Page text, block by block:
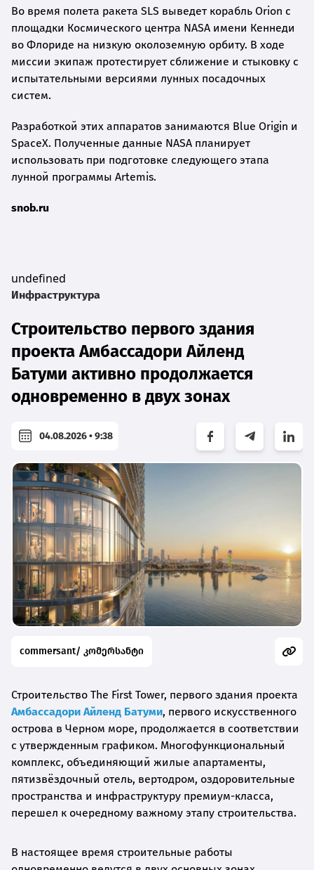
Во время полета ракета SLS выведет корабль Orion с
площадки Космического центра NASA имени Кеннеди
во Флориде на низкую околоземную орбиту. В ходе
миссии экипаж протестирует сближение и стыковку с
испытательными версиями лунных посадочных
систем.
Разработкой этих аппаратов занимаются Blue Origin и
SpaceX. Полученные данные NASA планирует
использовать при подготовке следующего этапа
лунной программы Artemis.
snob.ru
undefined
Инфраструктура
Строительство первого здания
проекта Амбассадори Айленд
Батуми активно продолжается
одновременно в двух зонах
04.08.2026 • 9:38
commersant/ კომერსანტი
Строительство The First Tower, первого здания проекта
Амбассадори Айленд Батуми, первого искусственного
острова в Черном море, продолжается в соответствии
с утвержденным графиком. Многофункциональный
комплекс, объединяющий жилые апартаменты,
пятизвёздочный отель, вертодром, оздоровительные
пространства и инфраструктуру премиум-класса,
перешел к очередному важному этапу строительства.
В настоящее время строительные работы